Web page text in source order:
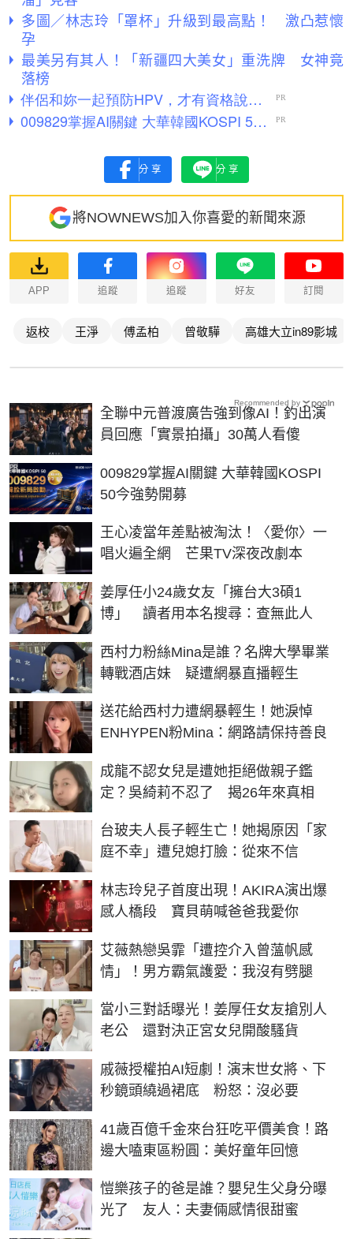
多圖／林志玲「罩杯」升級到最高點！ 激凸惹懷
孕
最美另有其人！「新疆四大美女」重洗牌 女神竟
落榜
分享 分享
將NOWNEWS加入你喜愛的新聞來源
APP 追蹤 追蹤 好友 訂閱
返校 王淨 傅孟柏 曾敬驊 高雄大立in89影城
全聯中元普渡廣告強到像AI！釣出演
員回應「實景拍攝」30萬人看傻
009829掌握AI關鍵 大華韓國KOSPI
50今強勢開募
PR
王心凌當年差點被淘汰！〈愛你〉一
唱火遍全網 芒果TV深夜改劇本
姜厚任小24歲女友「擁台大3碩1
博」 讀者用本名搜尋：查無此人
西村力粉絲Mina是誰？名牌大學畢業
轉戰酒店妹 疑遭網暴直播輕生
送花給西村力遭網暴輕生！她淚悼
ENHYPEN粉Mina：網路請保持善良
成龍不認女兒是遭她拒絕做親子鑑
定？吳綺莉不忍了 揭26年來真相
台玻夫人長子輕生亡！她揭原因「家
庭不幸」遭兒媳打臉：從來不信
林志玲兒子首度出現！AKIRA演出爆
感人橋段 寶貝萌喊爸爸我愛你
艾薇熱戀吳霏「遭控介入曾薀帆感
情」！男方霸氣護愛：我沒有劈腿
當小三對話曝光！姜厚任女友搶別人
老公 還對決正宮女兒開酸騷貨
戚薇授權拍AI短劇！演末世女將、下
秒鏡頭繞過裙底 粉怒：沒必要
41歲百億千金來台狂吃平價美食！路
邊大嗑東區粉圓：美好童年回憶
愷樂孩子的爸是誰？嬰兒生父身分曝
光了 友人：夫妻倆感情很甜蜜
Recommended by